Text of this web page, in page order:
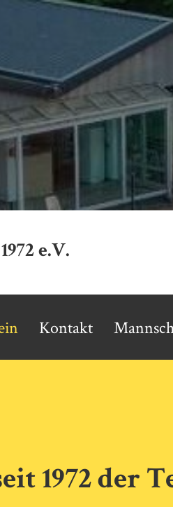
e.V.
Kontakt
1972 der